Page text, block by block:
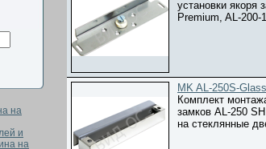
установки якоря
Premium, AL-200-
MK AL-250S-Glass
Комплект
замков AL-250
на стеклянные